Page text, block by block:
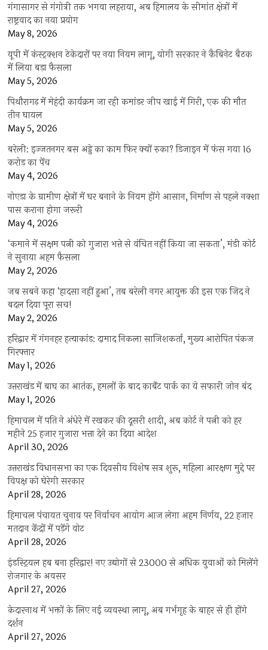
गंगासागर से गंगोत्री तक भगवा लहराया, अब हिमालय के सीमांत क्षेत्रों में
राष्ट्रवाद का नया प्रयोग
May 8, 2026
यूपी में कंस्ट्रक्शन ठेकेदारों पर नया नियम लागू, योगी सरकार ने कैबिनेट बैठक
में लिया बड़ा फैसला
May 5, 2026
पिथौरागढ़ में मेहंदी कार्यक्रम जा रही कमांडर जीप खाई में गिरी, एक की मौत
तीन घायल
May 5, 2026
बरेली: इज्जतनगर बस अड्डे का काम फिर क्यों रुका? डिजाइन में फंस गया 16
करोड़ का पेंच
May 4, 2026
नोएडा के ग्रामीण क्षेत्रों में घर बनाने के नियम होंगे आसान, निर्माण से पहले नक्शा
पास कराना होगा जरूरी
May 4, 2026
‘कमाने में सक्षम पत्नी को गुजारा भत्ते से वंचित नहीं किया जा सकता’, मंडी कोर्ट
ने सुनाया अहम फैसला
May 2, 2026
जब सबने कहा ‘हादसा नहीं हुआ’, तब बरेली नगर आयुक्त की इस एक जिद ने
बदल दिया पूरा सच!
May 2, 2026
हरिद्वार में गंगनहर हत्याकांड: दामाद निकला साजिशकर्ता, मुख्य आरोपित पंकज
गिरफ्तार
May 1, 2026
उत्तराखंड में बाघ का आतंक, हमलों के बाद कार्बेट पार्क का ये सफारी जोन बंद
May 1, 2026
हिमाचल में पति ने अंधेरे में रखकर की दूसरी शादी, अब कोर्ट ने पत्नी को हर
महीने 25 हजार गुजारा भत्ता देने का दिया आदेश
April 30, 2026
उत्तराखंड विधानसभा का एक दिवसीय विशेष सत्र शुरू, महिला आरक्षण मुद्दे पर
विपक्ष को घेरेगी सरकार
April 28, 2026
हिमाचल पंचायत चुनाव पर निर्वाचन आयोग आज लेगा अहम निर्णय, 22 हजार
मतदान केंद्रों में पड़ेंगे वोट
April 28, 2026
इंडस्ट्रियल हब बना हरिद्वार! नए उद्योगों से 23000 से अधिक युवाओं को मिलेंगे
रोजगार के अवसर
April 27, 2026
केदारनाथ में भक्तों के लिए नई व्यवस्था लागू, अब गर्भगृह के बाहर से ही होंगे
दर्शन
April 27, 2026